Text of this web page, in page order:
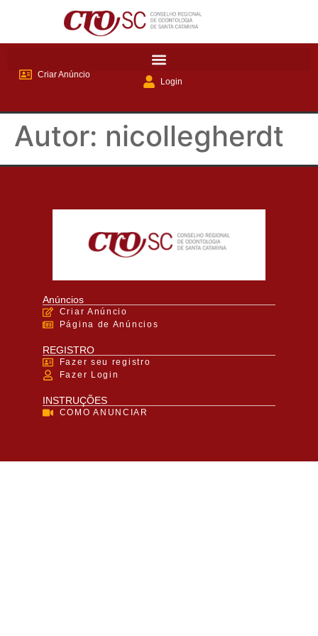
Criar Anúncio
Login
Autor: nicollegherdt
Anúncios
Criar Anúncio
Página de Anúncios
REGISTRO
Fazer seu registro
Fazer Login
INSTRUÇÕES
COMO ANUNCIAR